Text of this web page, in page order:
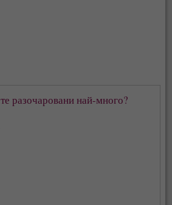
разочаровани най-много?